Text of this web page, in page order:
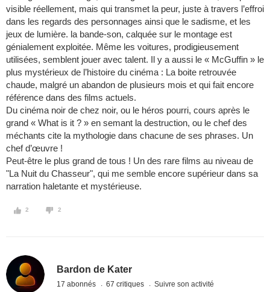
visible réellement, mais qui transmet la peur, juste à travers l’effroi
dans les regards des personnages ainsi que le sadisme, et les
jeux de lumière. la bande-son, calquée sur le montage est
génialement exploitée. Même les voitures, prodigieusement
utilisées, semblent jouer avec talent. Il y a aussi le « McGuffin » le
plus mystérieux de l’histoire du cinéma : La boite retrouvée
chaude, malgré un abandon de plusieurs mois et qui fait encore
référence dans des films actuels.
Du cinéma noir de chez noir, ou le héros pourri, cours après le
grand « What is it ? » en semant la destruction, ou le chef des
méchants cite la mythologie dans chacune de ses phrases. Un
chef d’œuvre !
Peut-être le plus grand de tous ! Un des rare films au niveau de
"La Nuit du Chasseur", qui me semble encore supérieur dans sa
narration haletante et mystérieuse.
2 2
Bardon de Kater
17 abonnés 67 critiques Suivre son activité